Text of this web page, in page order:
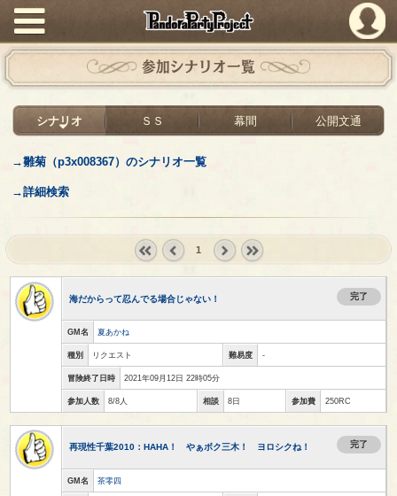
PandoraPartyProject
参加シナリオ一覧
シナリオ ＳＳ 幕間 公開文通
→雛菊（p3x008367）のシナリオ一覧
→詳細検索
1
海だからって忍んでる場合じゃない！ 完了
GM名 夏あかね
種別 リクエスト 難易度 -
冒険終了日時 2021年09月12日 22時05分
参加人数 8/8人 相談 8日 参加費 250RC
再現性千葉2010：HAHA！ やぁボク三木！ ヨロシクね！ 完了
GM名 茶零四